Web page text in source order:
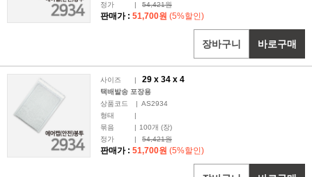
정가
54,421원
판매가 : 51,700원 (5%할인)
바로구매
장바구니
사이즈 29 x 34 x 4
택배발송 포장용
상품코드
AS2934
형태
묶음
100개 (장)
정가
54,421원
판매가 : 51,700원 (5%할인)